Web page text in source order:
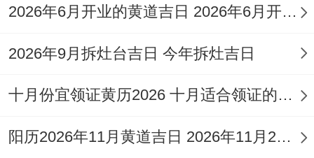
道吉日）
彭祖百忌：壬不泱水 子不问卜
相冲:鼠日冲（丙午）马 今日胎神：仓库
喜神:正南 福神：西北 财神:正南 阳贵神:正
2026年6月开业的黄道吉日 2026年6月开业黄道吉日查询
2026年9月拆灶台吉日 今年拆灶吉日
十月份宜领证黄历2026 十月适合领证的好日子2026年
阳历2026年11月黄道吉日 2026年11月26日阳历黄道吉日